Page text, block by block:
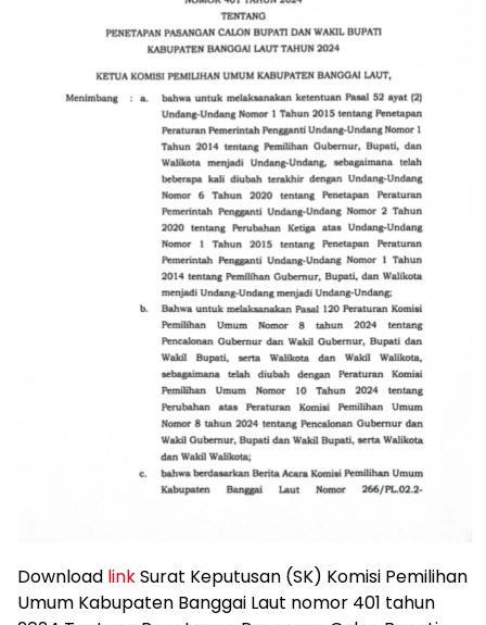
Download linkSurat Keputusan (SK) Komisi Pemilihan
Umum Kabupaten Banggai Laut nomor 401 tahun